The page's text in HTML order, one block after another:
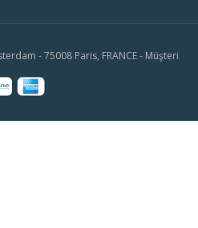
- 75008 Paris, FRANCE - Müşteri